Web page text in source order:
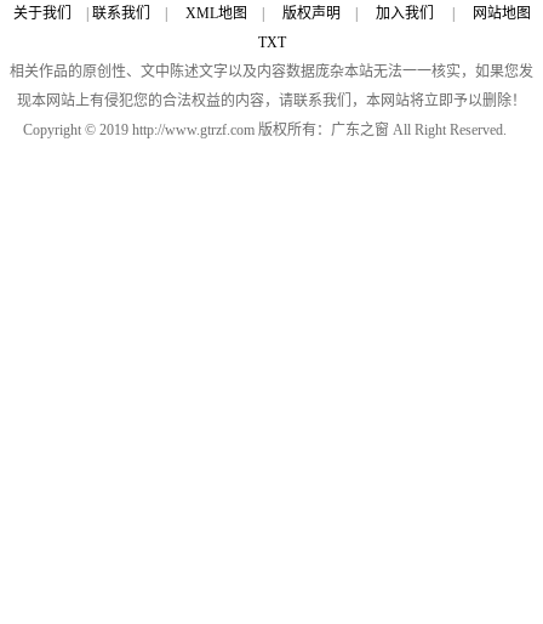
关于我们 联系我们 XML地图 版权声明 加入我们
网站地图
TXT
相关作品的原创性、文中陈述文字以及内容数据庞杂本站无法一一核实，如果您发
现本网站上有侵犯您的合法权益的内容，请联系我们，本网站将立即予以删除！
Copyright © 2019 http://www.gtrzf.com 版权所有：广东之窗 All Right Reserved.